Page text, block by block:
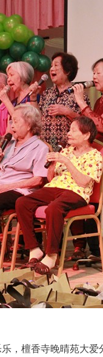
，檀香寺晚晴苑大